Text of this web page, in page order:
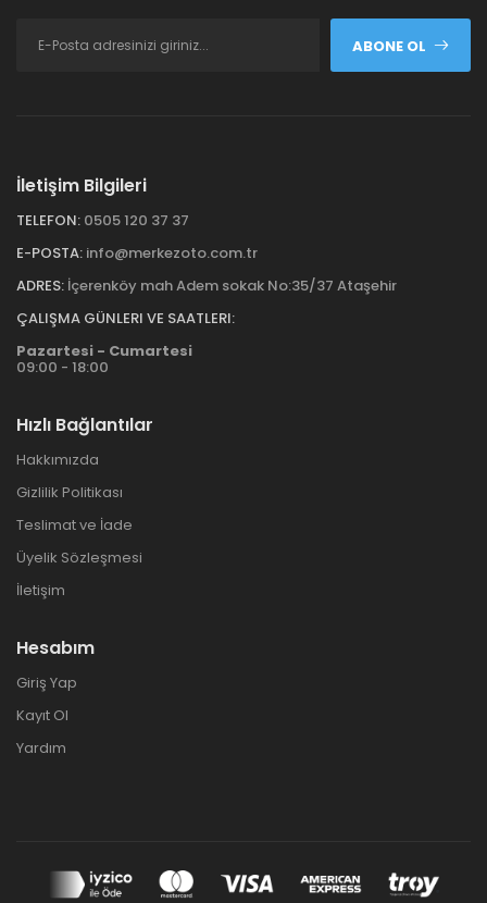
ABONE OL
İletişim Bilgileri
TELEFON: 0505 120 37 37
E-POSTA: info@merkezoto.com.tr
ADRES: İçerenköy mah Adem sokak No:35/37 Ataşehir
ÇALIŞMA GÜNLERI VE SAATLERI:
Pazartesi - Cumartesi
09:00 - 18:00
Hızlı Bağlantılar
Hakkımızda
Gizlilik Politikası
Teslimat ve İade
Üyelik Sözleşmesi
İletişim
Hesabım
Giriş Yap
Kayıt Ol
Yardım